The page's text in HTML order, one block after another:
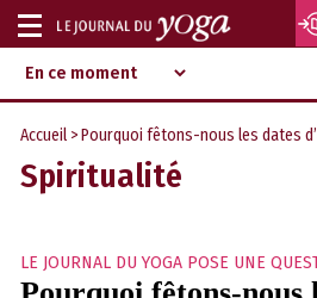
Aller
au
contenu
d‘information
indépendant
Afficher
ou
masquer
la
navigation
Accueil > Pourquoi fêtons-nous les dates
Spiritualité
LE JOURNAL DU YOGA POSE UNE